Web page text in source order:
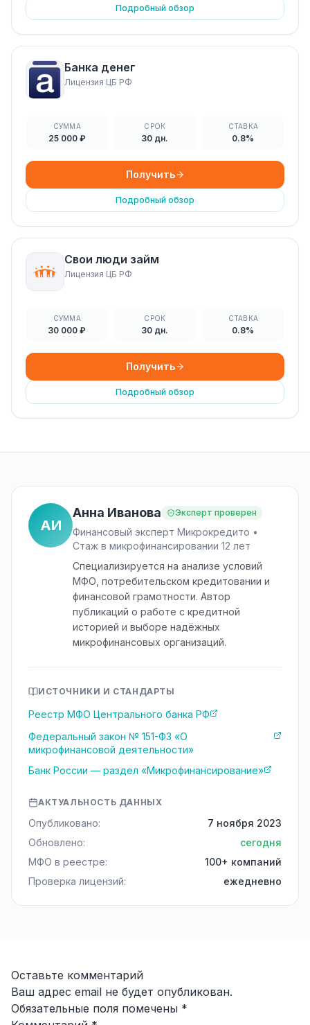
Подробный обзор
Банка денег
Лицензия ЦБ РФ
СУММА
25 000 ₽
СРОК
30 дн.
СТАВКА
0.8%
Получить
Подробный обзор
Свои люди займ
Лицензия ЦБ РФ
СУММА
30 000 ₽
СРОК
30 дн.
СТАВКА
0.8%
Получить
Подробный обзор
АИ
Анна Иванова Эксперт проверен
Финансовый эксперт Микрокредито •
Стаж в микрофинансировании 12 лет
Специализируется на анализе условий
МФО, потребительском кредитовании и
финансовой грамотности. Автор
публикаций о работе с кредитной
историей и выборе надёжных
микрофинансовых организаций.
ИСТОЧНИКИ И СТАНДАРТЫ
Реестр МФО Центрального банка РФ
Федеральный закон № 151-ФЗ «О
микрофинансовой деятельности»
Банк России — раздел «Микрофинансирование»
АКТУАЛЬНОСТЬ ДАННЫХ
Опубликовано:
7 ноября 2023
Обновлено:
сегодня
МФО в реестре:
100+ компаний
Проверка лицензий:
ежедневно
Оставьте комментарий
Ваш адрес email не будет опубликован.
Обязательные поля помечены *